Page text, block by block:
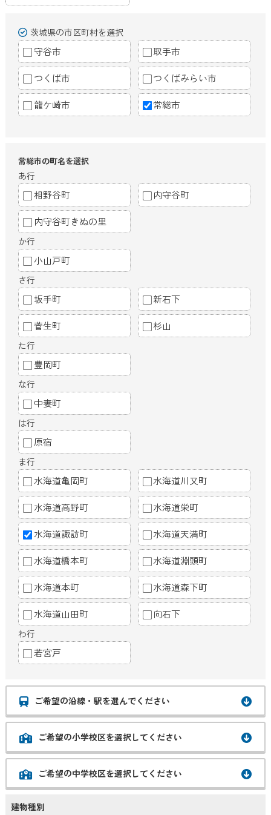
茨城県の市区町村を選択
守谷市 取手市
つくば市 つくばみらい市
龍ケ崎市 常総市
常総市の町名を選択
あ行
相野谷町 内守谷町
内守谷町きぬの里
か行
小山戸町
さ行
坂手町 新石下
菅生町 杉山
た行
豊岡町
な行
中妻町
は行
原宿
ま行
水海道亀岡町 水海道川又町
水海道高野町 水海道栄町
水海道諏訪町 水海道天満町
水海道橋本町 水海道淵頭町
水海道本町 水海道森下町
水海道山田町 向石下
わ行
若宮戸
ご希望の沿線・駅を選んでください
ご希望の小学校区を選択してください
ご希望の中学校区を選択してください
建物種別